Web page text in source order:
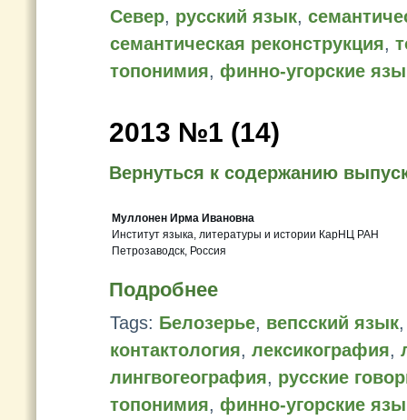
Север, русский язык,
семантическая реконструкция,
топонимия, финно-угорские
2013 №1 (14)
Вернуться к содержанию
Муллонен Ирма Ивановна
Институт языка, литературы и истории КарНЦ РАН
Петрозаводск, Россия
Подробнее
Tags: Белозерье, вепсский язык
контактология, лексикография,
лингвогеография, русские
топонимия, финно-угорские